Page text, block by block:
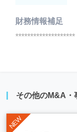
財務情報補足
********************
その他のM&A・